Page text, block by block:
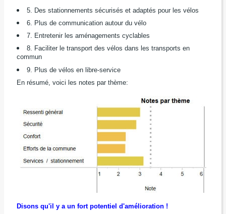
5. Des stationnements sécurisés et adaptés pour les vélos
6. Plus de communication autour du vélo
7. Entretenir les aménagements cyclables
8. Faciliter le transport des vélos dans les transports en
commun
9. Plus de vélos en libre-service
En résumé, voici les notes par thème:
Disons qu'il y a un fort potentiel d'amélioration !